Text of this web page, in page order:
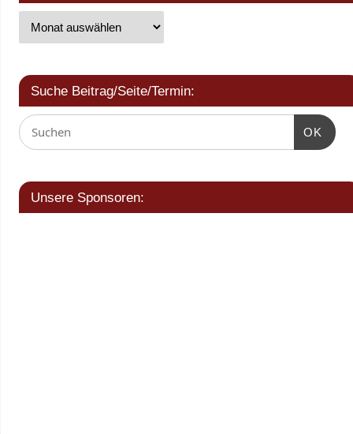
Suche Beitrag/Seite/Termin:
OK
Unsere Sponsoren: